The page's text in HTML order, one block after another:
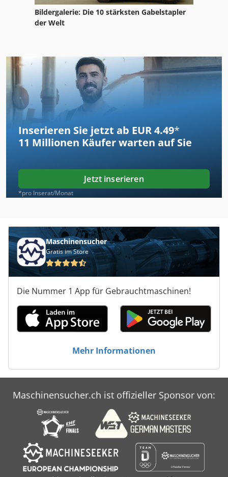
Bildergalerie: Die 10 stärksten Gabelstapler
der Welt
Inserieren Sie jetzt ab EUR 4.49*
11 Millionen Käufer warten auf Sie
Jetzt inserieren
*pro Inserat/Monat
Maschinensucher
Gratis im Store
Die Nummer 1 App für Gebrauchtmaschinen!
Mehr Informationen
Maschinensucher.ch ist offizieller Sponsor von: